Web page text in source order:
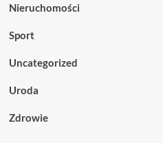
Nieruchomości
Sport
Uncategorized
Uroda
Zdrowie